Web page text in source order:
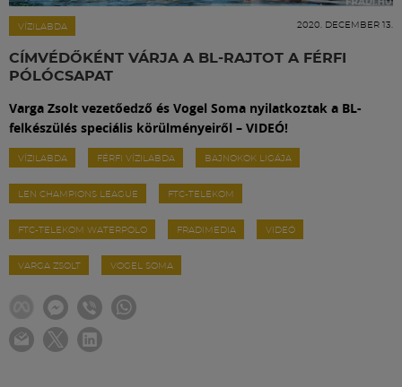
VÍZILABDA 2020. DECEMBER 13.
CÍMVÉDŐKÉNT VÁRJA A BL-RAJTOT A FÉRFI
PÓLÓCSAPAT
Varga Zsolt vezetőedző és Vogel Soma nyilatkoztak a BL-
felkészülés speciális körülményeiről – VIDEÓ!
VÍZILABDA FÉRFI VÍZILABDA BAJNOKOK LIGÁJA
LEN CHAMPIONS LEAGUE FTC-TELEKOM
FTC-TELEKOM WATERPOLO FRADIMEDIA VIDEÓ
VARGA ZSOLT VOGEL SOMA
Labdarúgás
Meccscenter
Klub
Szolgáltatások
Shop